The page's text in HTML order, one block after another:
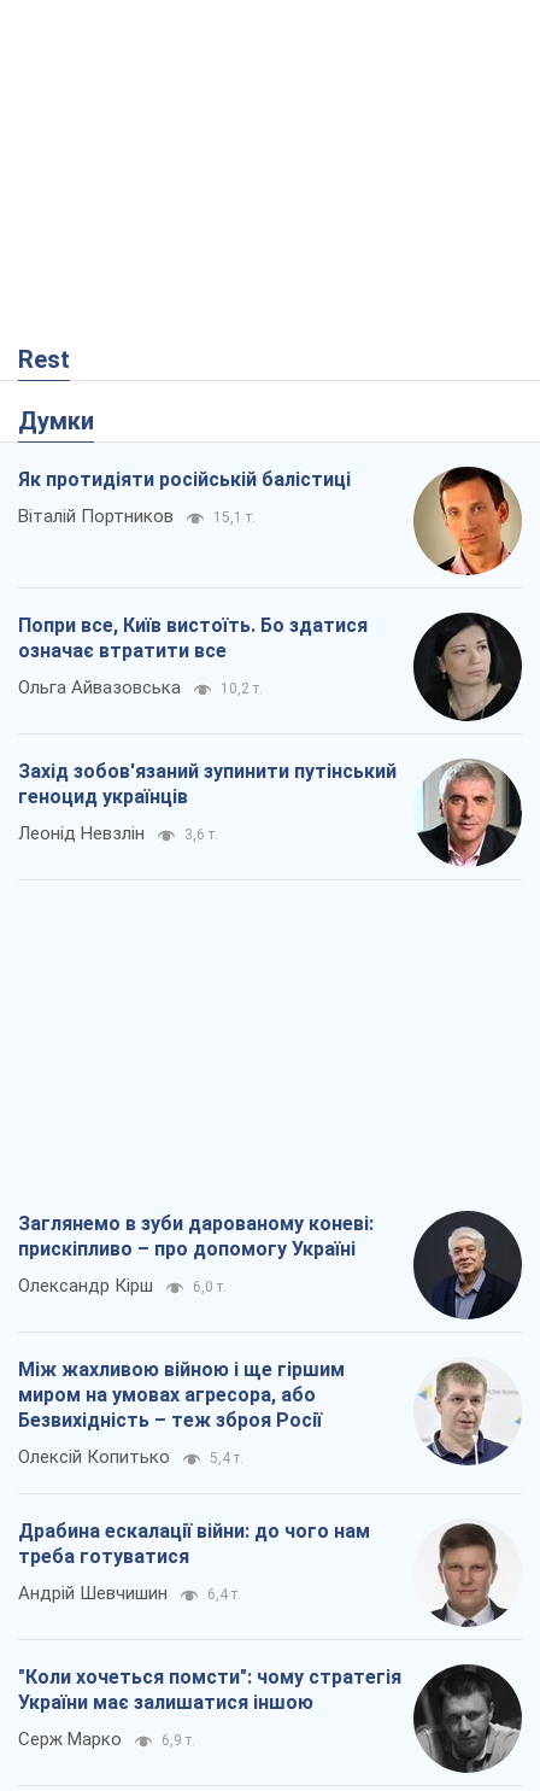
Rest
Думки
Як протидіяти російській балістиці
Віталій Портников 15,1 т.
Попри все, Київ вистоїть. Бо здатися
означає втратити все
Ольга Айвазовська 10,2 т.
Захід зобов'язаний зупинити путінський
геноцид українців
Леонід Невзлін 3,6 т.
Заглянемо в зуби дарованому коневі:
прискіпливо – про допомогу Україні
Олександр Кірш 6,0 т.
Між жахливою війною і ще гіршим
миром на умовах агресора, або
Безвихідність – теж зброя Росії
Олексій Копитько 5,4 т.
Драбина ескалації війни: до чого нам
треба готуватися
Андрій Шевчишин 6,4 т.
"Коли хочеться помсти": чому стратегія
України має залишатися іншою
Серж Марко 6,9 т.